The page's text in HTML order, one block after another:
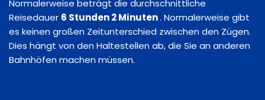
Normalerweise beträgt die durchschnittliche
Reisedauer 6 Stunden 2 Minuten. Normalerweise gibt
es keinen großen Zeitunterschied zwischen den Zügen.
Dies hängt von den Haltestellen ab, die Sie an anderen
Bahnhöfen machen müssen.